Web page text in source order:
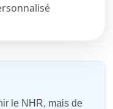
le NHR, mais de